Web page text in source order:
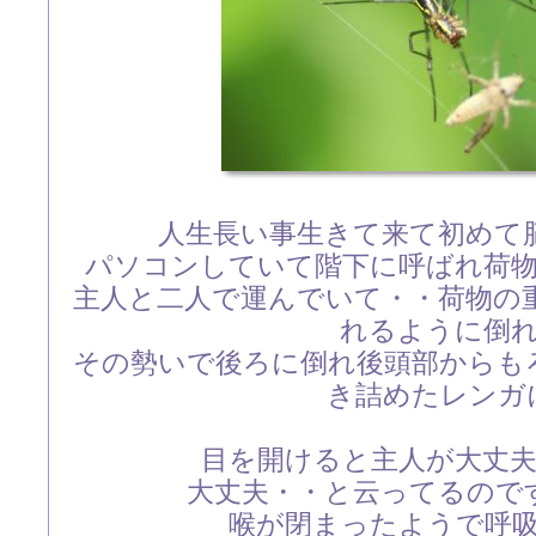
人生長い事生きて来て初め
パソコンしていて階下に呼ばれ荷
主人と二人で運んでいて・・荷物
れるように倒
その勢いで後ろに倒れ後頭部から
き詰めたレンガ
目を開けると主人が大丈
大丈夫・・と云ってるので
喉が閉まったようで呼